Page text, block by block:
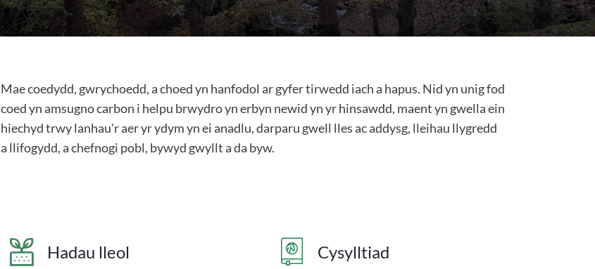
Mae coedydd, gwrychoedd, a choed yn hanfodol ar gyfer tirwedd iach a hapus. Nid yn unig fod
coed yn amsugno carbon i helpu brwydro yn erbyn newid yn yr hinsawdd, maent yn gwella ein
hiechyd trwy lanhau'r aer yr ydym yn ei anadlu, darparu gwell lles ac addysg, lleihau llygredd
a llifogydd, a chefnogi pobl, bywyd gwyllt a da byw.
Hadau lleol Cysylltiad